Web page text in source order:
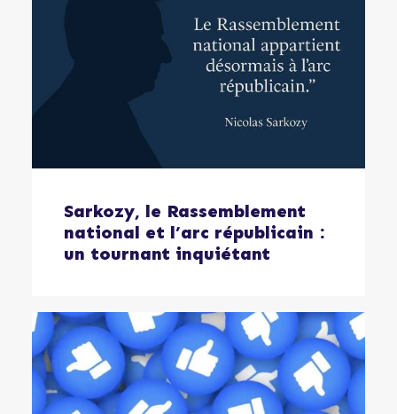
Sarkozy, le Rassemblement
national et l’arc républicain :
un tournant inquiétant